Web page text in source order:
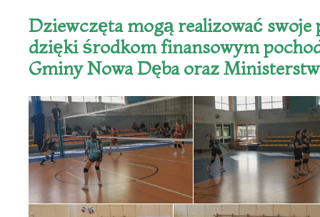
Dziewczęta mogą realizować swoje
dzięki środkom finansowym
Gminy Nowa Dęba oraz